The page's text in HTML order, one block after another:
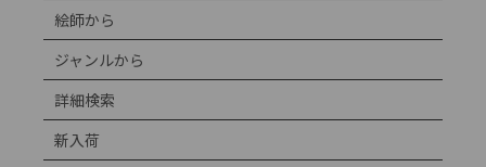
絵師から
ジャンルから
詳細検索
新入荷